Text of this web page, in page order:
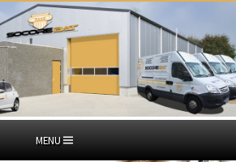
MENU